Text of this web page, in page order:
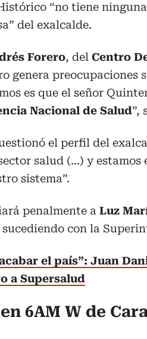
“no tiene ninguna
del exalcalde.
Forero, del Centro
genera preocupaciones
es que el señor
Nacional de Salud”,
el perfil del
salud (…) y estamos
sistema”.
penalmente a Luz
con la
el país”: Juan
a Supersalud
6AM W de